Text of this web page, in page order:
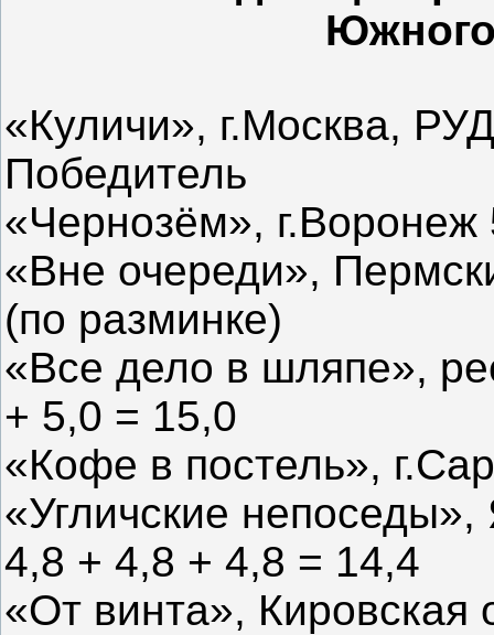
«Куличи», г.Москва,
Победитель
«Чернозём»,
«Вне очереди»,
(по разминке)
«Все дело в шляпе»,
+ 5,0 = 15,0
«Кофе в постель»,
«Угличские непоседы»,
4,8 + 4,8 + 4,8 = 14,4
«От винта», Кировская